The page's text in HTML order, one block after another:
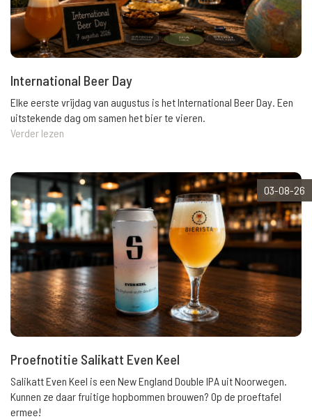
International Beer Day
Elke eerste vrijdag van augustus is het International Beer Day. Een
uitstekende dag om samen het bier te vieren.
Verder lezen
03-08-26
Proefnotitie Salikatt Even Keel
Salikatt Even Keel is een New England Double IPA uit Noorwegen.
Kunnen ze daar fruitige hopbommen brouwen? Op de proeftafel
ermee!